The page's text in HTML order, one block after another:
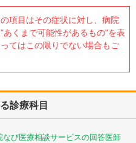
項目はその症状に対し、病院
くまで可能性があるもの"を表
てはこの限りでない場合もご
診療科目
なび医療相談サービスの回答医師